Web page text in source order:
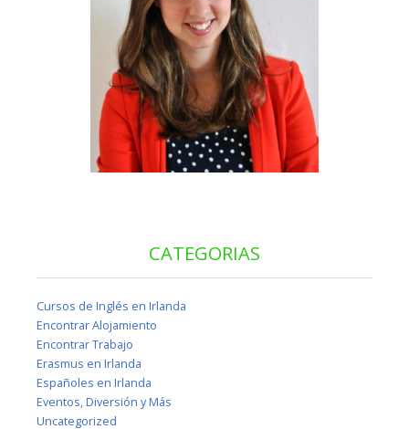
CATEGORIAS
Cursos de Inglés en Irlanda
Encontrar Alojamiento
Encontrar Trabajo
Erasmus en Irlanda
Españoles en Irlanda
Eventos, Diversión y Más
Uncategorized